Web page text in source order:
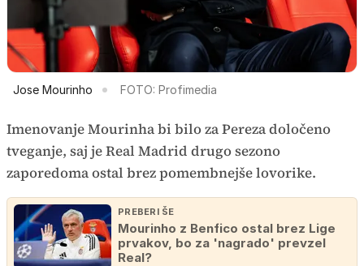
Jose Mourinho FOTO: Profimedia
Imenovanje Mourinha bi bilo za Pereza določeno
tveganje, saj je Real Madrid drugo sezono
zaporedoma ostal brez pomembnejše lovorike.
PREBERI ŠE
Mourinho z Benfico ostal brez Lige
prvakov, bo za 'nagrado' prevzel
Real?